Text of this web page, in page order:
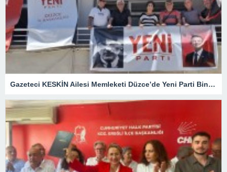
Gazeteci KESKİN Ailesi Memleketi Düzce’de Yeni Parti Binasını Ziyaret Etti